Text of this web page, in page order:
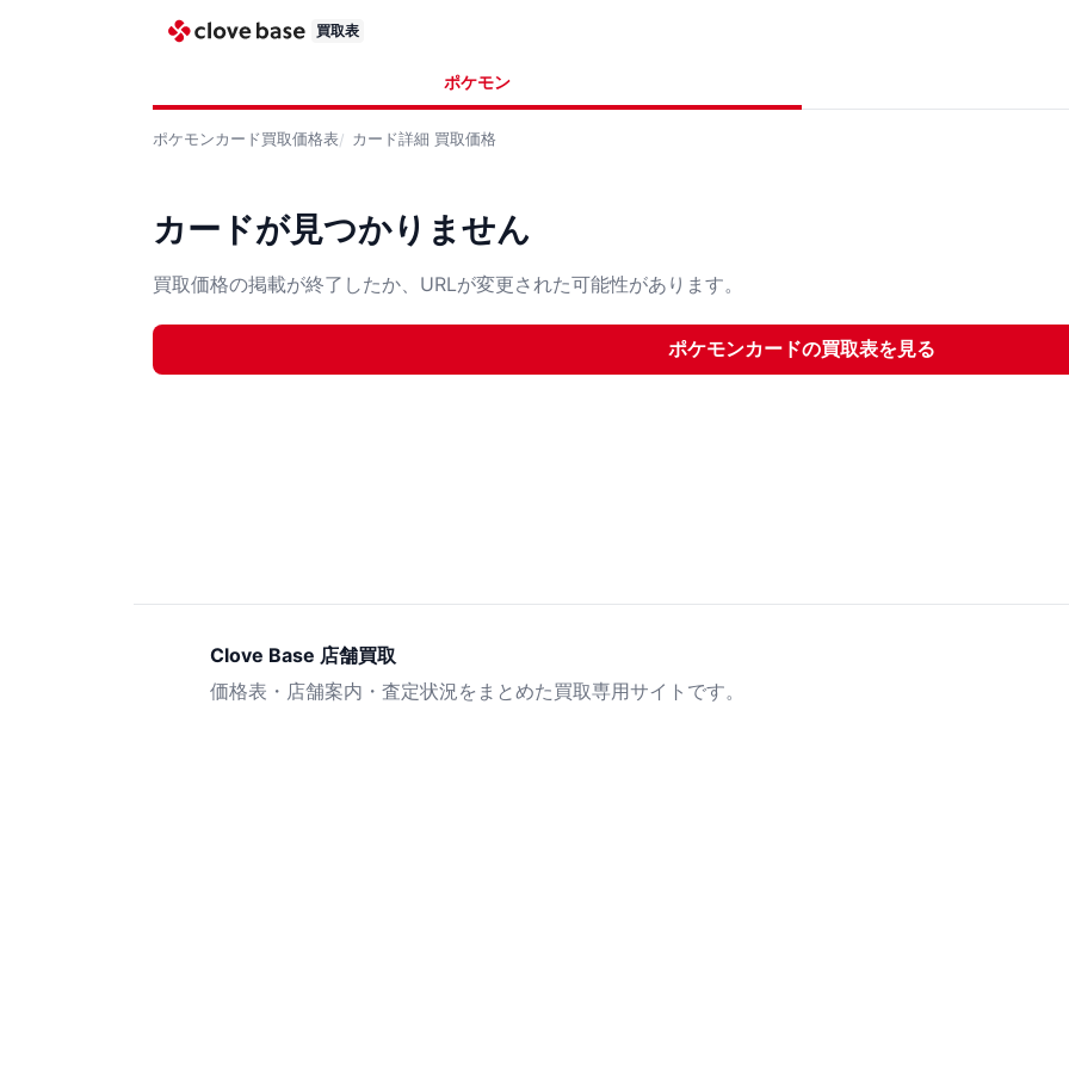
買取表
ポケモン
ポケモンカード買取価格表 カード詳細 買取価格
カードが見つかりません
買取価格の掲載が終了したか、URLが変更された可能性があります。
ポケモンカードの買取表を見る
Clove Base 店舗買取
価格表・店舗案内・査定状況をまとめた買取専用サイトです。